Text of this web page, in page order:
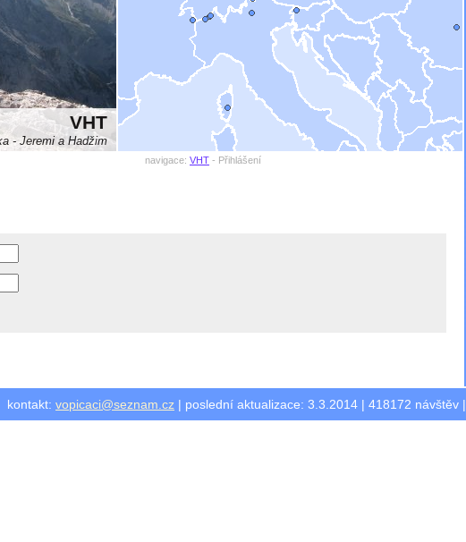
VHT
- Jeremi a Hadžim
navigace: VHT - Přihlášení
kontakt: vopicaci@seznam.cz | poslední aktualizace: 3.3.2014 | 418172 návštěv |